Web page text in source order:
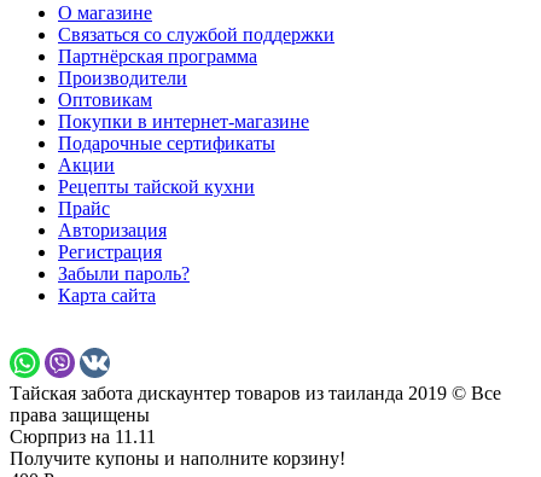
О магазине
Связаться со службой поддержки
Партнёрская программа
Производители
Оптовикам
Покупки в интернет-магазине
Подарочные сертификаты
Акции
Рецепты тайской кухни
Прайс
Авторизация
Регистрация
Забыли пароль?
Карта сайта
Тайская забота дискаунтер товаров из таиланда 2019 © Все
права защищены
Сюрприз на 11.11
Получите купоны и наполните корзину!